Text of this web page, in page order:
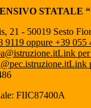
STATALE
21 - 50019 Sesto
9119 oppure +39 055
Link per
Link
FIIC87400A